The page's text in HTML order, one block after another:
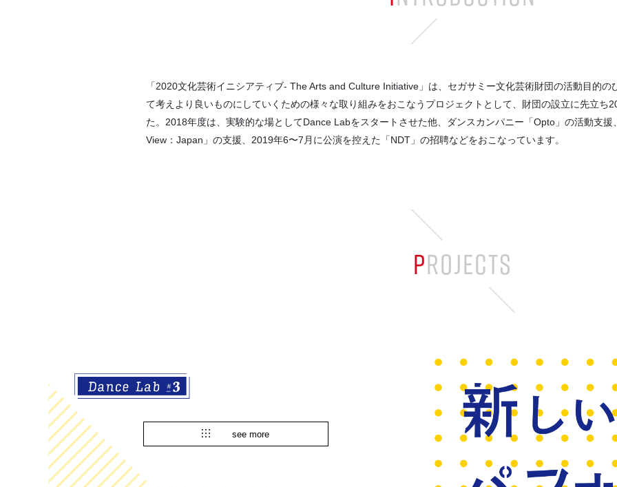
「2020文化芸術イニシアティブ- The Arts and Culture Initiative」は、セガサミー文化芸術財団の活動目的
て考えより良いものにしていくための様々な取り組みをおこなうプロジェクトとして、財団の設立に先立ち
た。2018年度は、実験的な場としてDance Labをスタートさせた他、ダンスカンパニー「Opto」の活動支
View：Japan」の支援、2019年6〜7月に公演を控えた「NDT」の招聘などをおこなっています。
PROJECTS
see more